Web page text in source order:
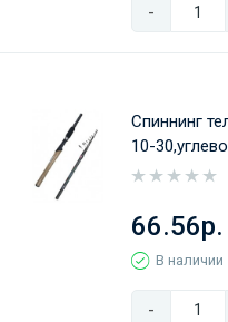
-
Спиннинг
10-
66.56р.
В наличии
-